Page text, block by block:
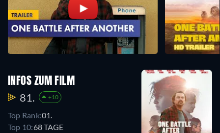
INFOS ZUM FILM
81. +10
Top Rank:01.
Top 10:68 TAGE